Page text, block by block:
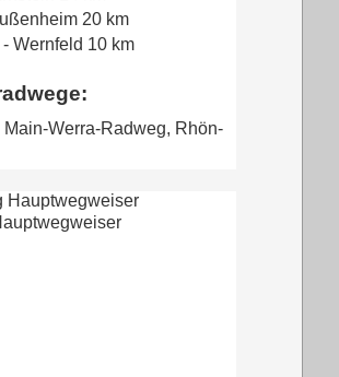
20 km
Wernfeld 10 km
Werra-Radweg, Rhön-